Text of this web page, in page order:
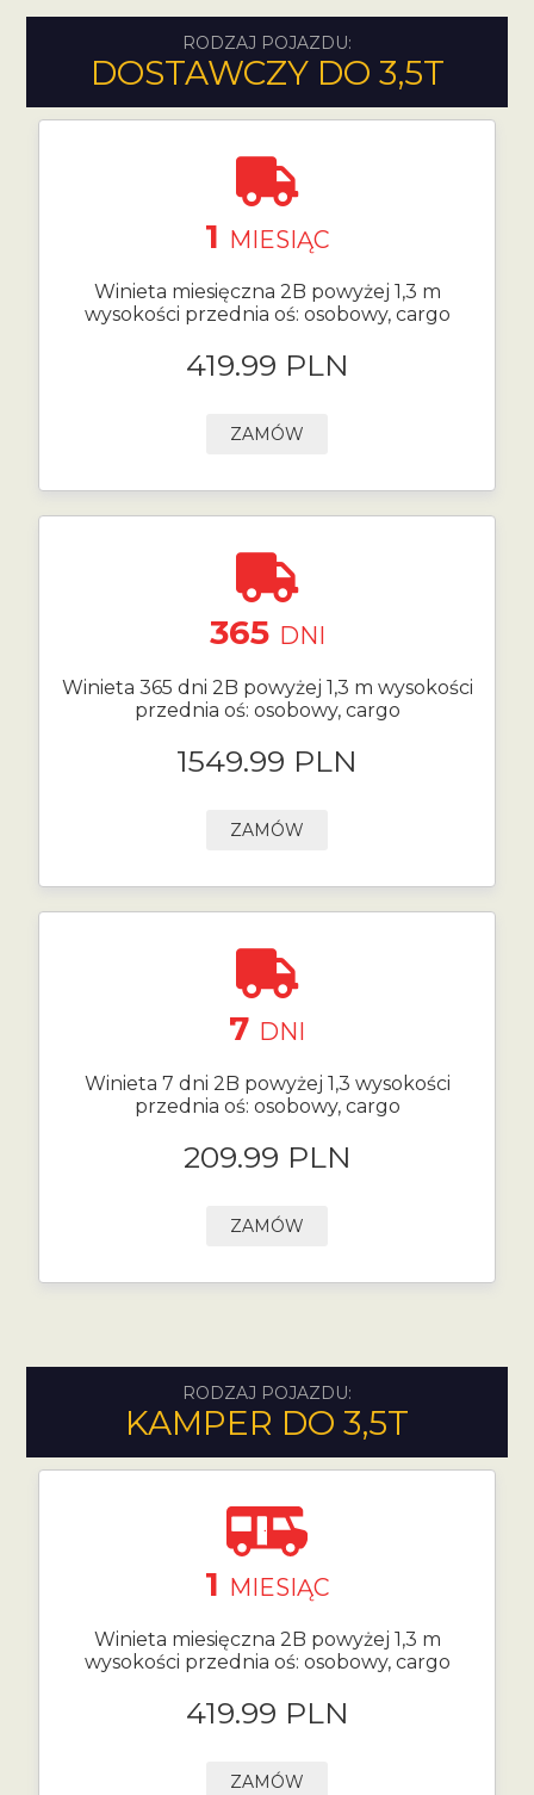
RODZAJ POJAZDU:
DOSTAWCZY DO 3,5T
1 MIESIĄC
Winieta miesięczna 2B powyżej 1,3 m
wysokości przednia oś: osobowy, cargo
419.99 PLN
ZAMÓW
365 DNI
Winieta 365 dni 2B powyżej 1,3 m wysokości
przednia oś: osobowy, cargo
1549.99 PLN
ZAMÓW
7 DNI
Winieta 7 dni 2B powyżej 1,3 wysokości
przednia oś: osobowy, cargo
209.99 PLN
ZAMÓW
RODZAJ POJAZDU:
KAMPER DO 3,5T
1 MIESIĄC
Winieta miesięczna 2B powyżej 1,3 m
wysokości przednia oś: osobowy, cargo
419.99 PLN
ZAMÓW